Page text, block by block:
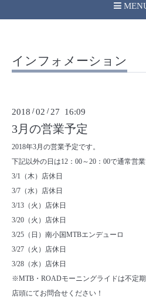
インフォメーション
2018 /02 / 27 16:09
3月の営業予定
2018年3月の営業予定です。
下記以外の日は12：00～20：00で通常営業
3/1（木）店休日
3/7（水）店休日
3/13（火）店休日
3/20（火）店休日
3/25（日）南小国MTBエンデューロ
3/27（火）店休日
3/28（水）店休日
※MTB・ROADモーニングライドは不定期
店頭にてお問合せください！